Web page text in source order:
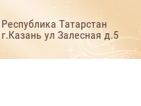
Республика Татарстан
г.Казань ул Залесная д.5